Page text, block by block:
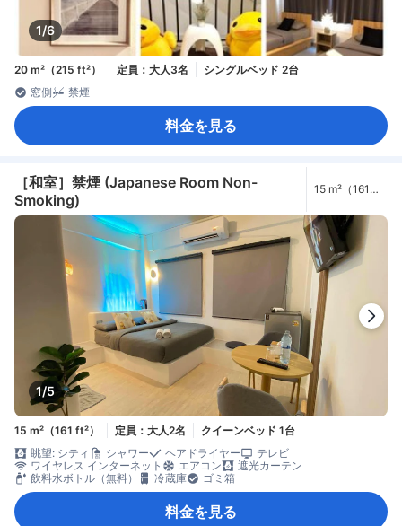
1/6
20 m²（215 ft²） 定員：大人3名
シングルベッド 2台
窓側
禁煙
料金を見る
［和室］禁煙 (Japanese Room Non-
Smoking)
15 m²（161
1/5
15 m²（161 ft²） 定員：大人2名
クイーンベッド 1台
眺望: シティ
シャワー ヘアドライヤー
テレビ
ワイヤレス インターネット
エアコン
遮光カーテン
飲料水ボトル（無料）
冷蔵庫 ゴミ箱
料金を見る